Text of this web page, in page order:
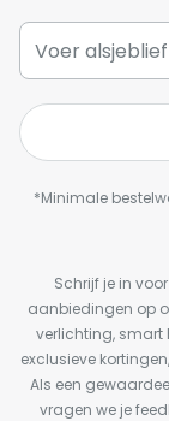
*Minimale
Schrijf je in
aanbiedingen op
verlichting, smart
exclusieve
Als een
vragen we je